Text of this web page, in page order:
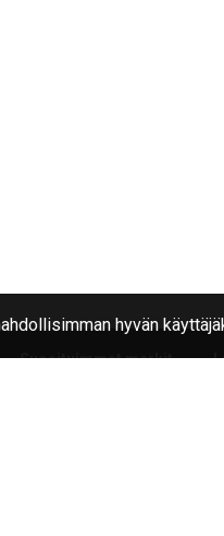
hyvän
Suosituimmat merkit